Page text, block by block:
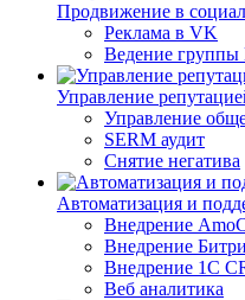
Продвижение в
Реклама в VK
Ведение
Управление
Управление
SERM аудит
Снятие негатива
Автоматизация и
Внедрение
Внедрение
Внедрение 1C
Веб аналитика